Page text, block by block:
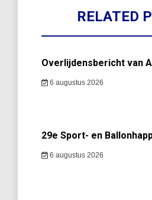
RELATED
Overlijdensbericht van
6 augustus 2026
29e Sport- en
6 augustus 2026